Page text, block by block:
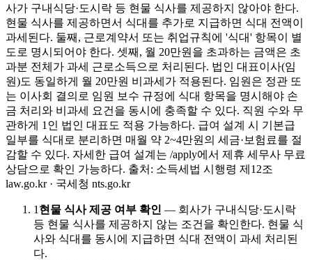
사가 구내식당·도시락 등 현물 식사를 제공하지 않아야 한다.
현물 식사를 제공하면서 식대를 추가로 지급하면 식대 전액이
과세된다. 둘째, 근로계약서 또는 취업규칙에 '식대' 항목이 별
도로 명시되어야 한다. 셋째, 월 20만원을 초과하는 금액은 초
과분 전체가 과세 근로소득으로 처리된다. 법인 대표이사(임
원)도 동일하게 월 20만원 비과세가 적용된다. 임원은 정관 또
는 이사회 결의로 임원 보수 규정에 식대 항목을 명시해야 손
금 처리와 비과세 요건을 동시에 충족할 수 있다. 직원 수와 무
관하게 1인 법인 대표도 적용 가능하다. 급여 설계 시 기본급
일부를 식대로 분리하면 매월 약 2~4만원의 세금·보험료를 절
감할 수 있다. 자세한 급여 설계는 /apply에서 제휴 세무사 무료
상담으로 확인 가능하다. 출처: 소득세법 시행령 제12조
law.go.kr · 국세청 nts.go.kr
1 현물 식사 제공 여부 확인 — 회사가 구내식당·도시락
등 현물 식사를 제공하지 않는 조건을 확인한다. 현물 식
사와 식대를 동시에 지급하면 식대 전액이 과세 처리된
다.